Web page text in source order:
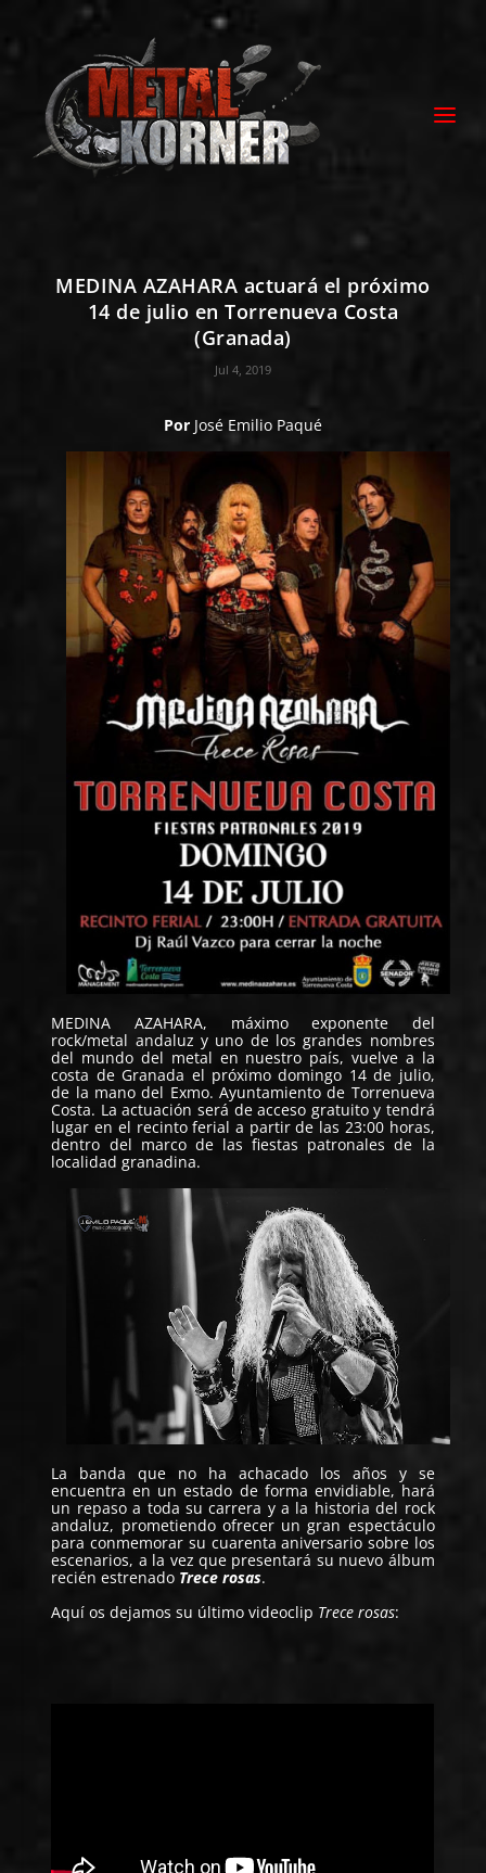
MEDINA AZAHARA actuará el próximo
14 de julio en Torrenueva Costa
(Granada)
Jul 4, 2019
Por José Emilio Paqué
MEDINA AZAHARA, máximo exponente del
rock/metal andaluz y uno de los grandes nombres
del mundo del metal en nuestro país, vuelve a la
costa de Granada el próximo domingo 14 de julio,
de la mano del Exmo. Ayuntamiento de Torrenueva
Costa. La actuación será de acceso gratuito y tendrá
lugar en el recinto ferial a partir de las 23:00 horas,
dentro del marco de las fiestas patronales de la
localidad granadina.
La banda que no ha achacado los años y se
encuentra en un estado de forma envidiable, hará
un repaso a toda su carrera y a la historia del rock
andaluz, prometiendo ofrecer un gran espectáculo
para conmemorar su cuarenta aniversario sobre los
escenarios, a la vez que presentará su nuevo álbum
recién estrenado Trece rosas.
Aquí os dejamos su último videoclip Trece rosas: